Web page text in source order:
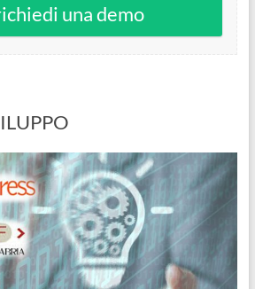
una demo